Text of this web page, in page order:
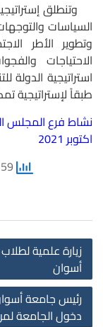
وتنطلق
السياسات
وتطوير الأطر
الاحتياجات
طبقاً لإستراتيجية
اكتوبر 2021
زيارة علمية
أسوان
رئيس جامعة
دخول الجامعة